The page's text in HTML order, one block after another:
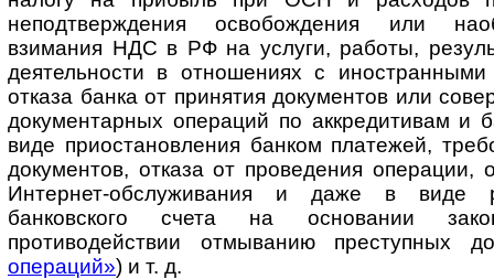
неподтверждения освобождения или
взимания НДС в РФ на услуги, работы,
деятельности в отношениях с
отказа банка от принятия документов или
документарных операций по аккредитивам и
виде приостановления банком платежей,
документов, отказа от проведения операции,
Интернет-обслуживания и даже в виде
банковского счета на основании
противодействии отмыванию преступных
операций») и т. д.